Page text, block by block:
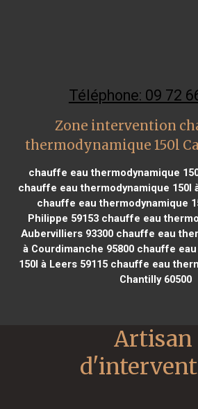
Téléphone: 09 72
Zone intervention
thermodynamique 150l
chauffe eau thermodynamique
chauffe eau thermodynamique 150l
chauffe eau thermodynamique
Philippe 59153chauffe eau
Aubervilliers 93300 chauffe eau
à Courdimanche 95800chauffe eau
150l à Leers 59115chauffe eau
Chantilly 60500
Artisan